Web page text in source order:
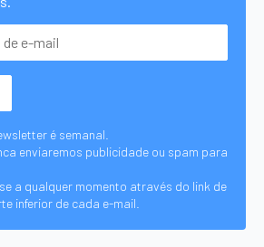
é semanal.
enviaremos publicidade ou spam para
a qualquer momento através do link de
inferior de cada e-mail.